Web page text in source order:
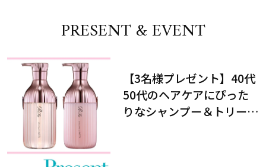
PRESENT & EVENT
【3名様プレゼント】40代
50代のヘアケアにぴった
りなシャンプー＆トリート